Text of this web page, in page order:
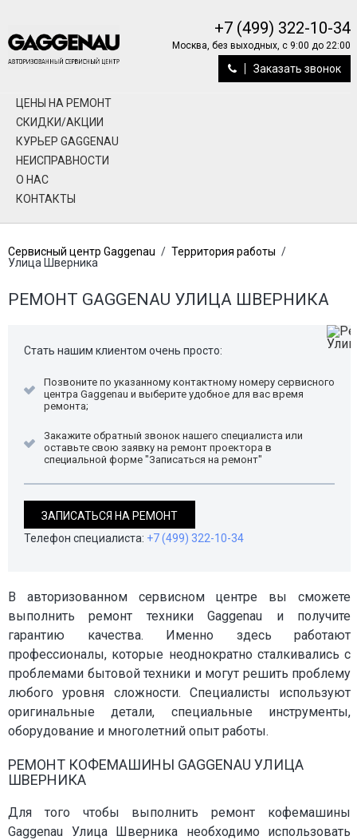
+7 (499) 322-10-34
Москва, без выходных, с 9:00 до 22:00
Заказать звонок
ЦЕНЫ НА РЕМОНТ
СКИДКИ/АКЦИИ
КУРЬЕР GAGGENAU
НЕИСПРАВНОСТИ
О НАС
КОНТАКТЫ
Сервисный центр Gaggenau / Территория работы /
Улица Шверника
РЕМОНТ GAGGENAU УЛИЦА ШВЕРНИКА
Стать нашим клиентом очень просто:
Позвоните по указанному контактному номеру сервисного
центра Gaggenau и выберите удобное для вас время
ремонта;
Закажите обратный звонок нашего специалиста или
оставьте свою заявку на ремонт проектора в
специальной форме "Записаться на ремонт"
ЗАПИСАТЬСЯ НА РЕМОНТ
Телефон специалиста: +7 (499) 322-10-34
В авторизованном сервисном центре вы сможете
выполнить ремонт техники Gaggenau и получите
гарантию качества. Именно здесь работают
профессионалы, которые неоднократно сталкивались с
проблемами бытовой техники и могут решить проблему
любого уровня сложности. Специалисты используют
оригинальные детали, специальные инструменты,
оборудование и многолетний опыт работы.
РЕМОНТ КОФЕМАШИНЫ GAGGENAU УЛИЦА
ШВЕРНИКА
Для того чтобы выполнить ремонт кофемашины
Gaggenau Улица Шверника необходимо использовать